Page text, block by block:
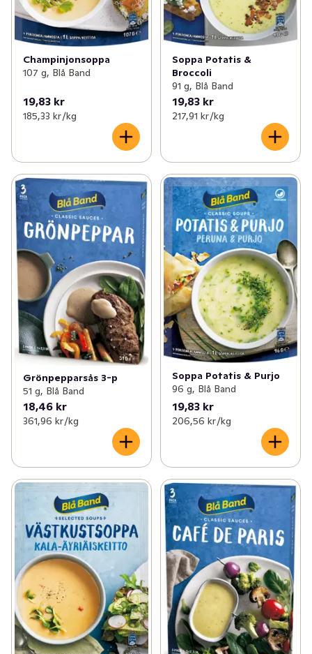
Champinjonsoppa
107 g, Blå Band
19,83 kr
185,33 kr /kg
Soppa Potatis &
Broccoli
91 g, Blå Band
19,83 kr
217,91 kr /kg
Grönpepparsås 3-p
51 g, Blå Band
18,46 kr
361,96 kr /kg
Soppa Potatis & Purjo
96 g, Blå Band
19,83 kr
206,56 kr /kg